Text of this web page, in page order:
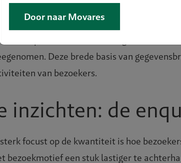
van de gebruiker toegang biedt tot
geüpdatet. Daarbovenop worden
aankopen in webwinkels en grote
Deze brede basis van
van bezoekers.
inzichten: de
focust op de kwantiteit is hoe
bezoekmotief een stuk lastiger te
Door naar Movares